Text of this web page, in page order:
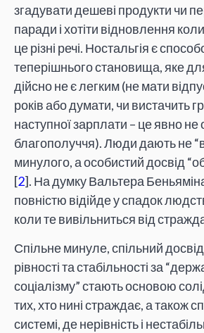
згадувати дешеві продукти чи
паради і хотіти відновлення
це різні речі. Ностальгія є
теперішнього становища, яке
дійсно не є легким (не мати
років або думати, чи вистачить
наступної зарплати – це явно не
благополуччя). Люди дають не
минулого, а особистий досвід
[2]. На думку Вальтера
повністю відійде у спадок
коли те вивільниться від
Спільне минуле, спільний
рівності та стабільності за
соціалізму” стають основою
тих, хто нині страждає, а також
системі, де нерівність і